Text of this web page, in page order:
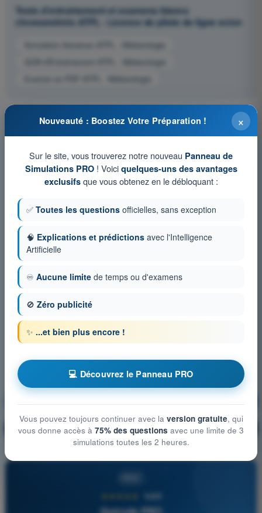
Tests d'entraînement et examens blancs
chronométrés ATPL - Licence de pilote de ligne avion
Simulation d'examen ATPL - Météorologie
QCM d'Entraînement ATPL - Météorologie
Examen en PDF ATPL - Météorologie
Météorologie S'entraîner !
🔒 PRO Explication de la question
4,6/5
×
Nouveauté : Boostez Votre Préparation !
Sur le site, vous trouverez notre nouveau Panneau de
Simulations PRO! Voici quelques-uns des avantages
exclusifsque vous obtenez en le débloquant :
✅ Toutes les questions officielles, sans exception
🧠 Explications et prédictions avec l'Intelligence
Artificielle
♾️ Aucune limite de temps ou d'examens
🚫 Zéro publicité
✨ ...et bien plus encore !
💻 Découvrez le Panneau PRO
Vous pouvez toujours continuer avec la version gratuite, qui
vous donne accès à 75% des questions avec une limite de 3
simulations toutes les 2 heures.